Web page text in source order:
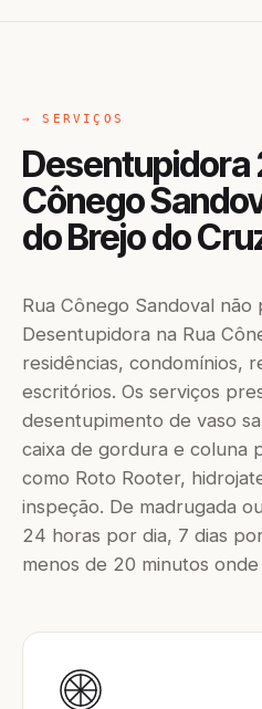
→ SERVIÇOS
Desentupidora
Cônego
do Brejo do
Rua Cônego Sandoval não
Desentupidora na Rua
residências, condomínios,
escritórios. Os serviços
desentupimento de vaso
caixa de gordura e coluna
como Roto Rooter,
inspeção. De madrugada
24 horas por dia, 7 dias
menos de 20 minutos